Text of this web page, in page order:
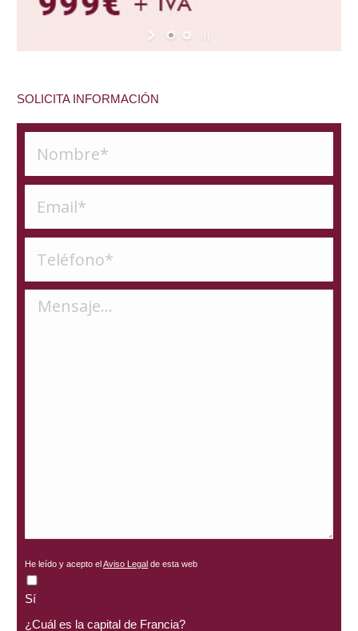
SOLICITA INFORMACIÓN
He leído y acepto el Aviso Legal de esta web
Sí
¿Cuál es la capital de Francia?